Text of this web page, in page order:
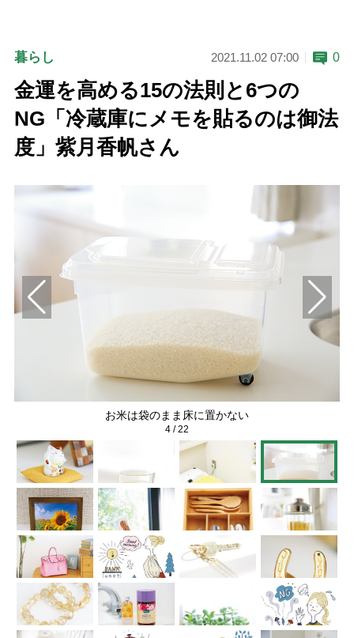
暮らし 2021.11.02 07:00 0
金運を高める15の法則と6つの
NG「冷蔵庫にメモを貼るのは御法
度」紫月香帆さん
お米は袋のまま床に置かない
4 /22